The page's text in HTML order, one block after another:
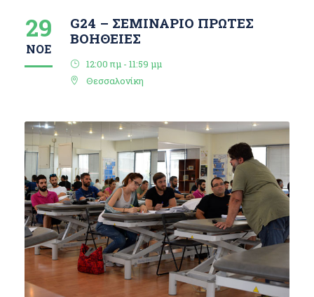
29
ΝΟΈ
G24 – ΣΕΜΙΝΑΡΙΟ ΠΡΩΤΕΣ
ΒΟΗΘΕΙΕΣ
12:00 πμ - 11:59 μμ
Θεσσαλονίκη